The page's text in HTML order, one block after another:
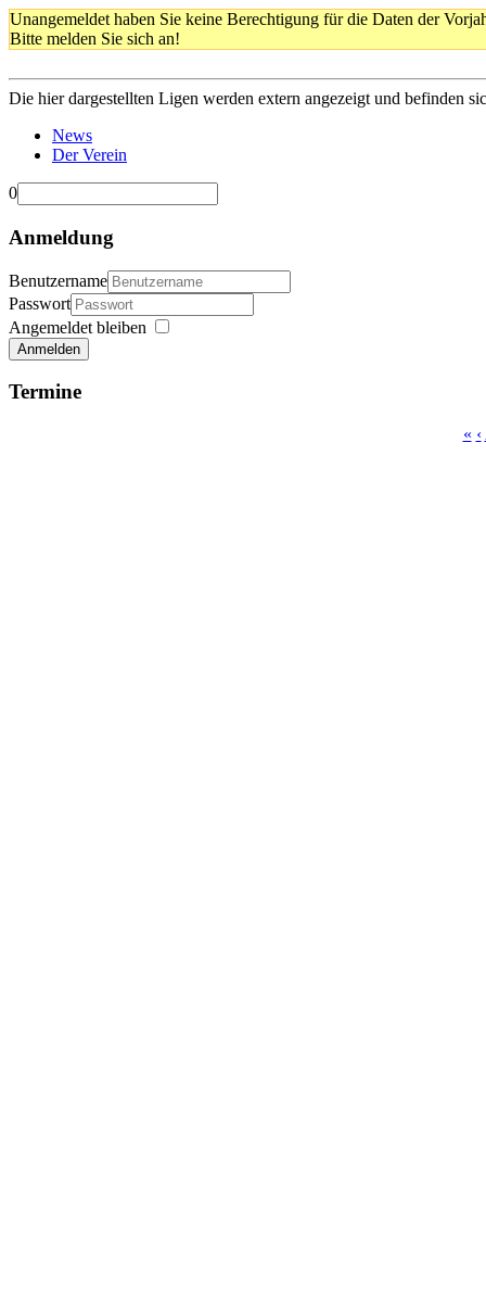
Unangemeldet haben Sie keine Berechtigung für die Daten der
Bitte melden Sie sich an!
Die hier dargestellten Ligen werden extern angezeigt und befinden
News
Der Verein
0
Anmeldung
Benutzername
Passwort
Angemeldet bleiben
Anmelden
Termine
« ‹